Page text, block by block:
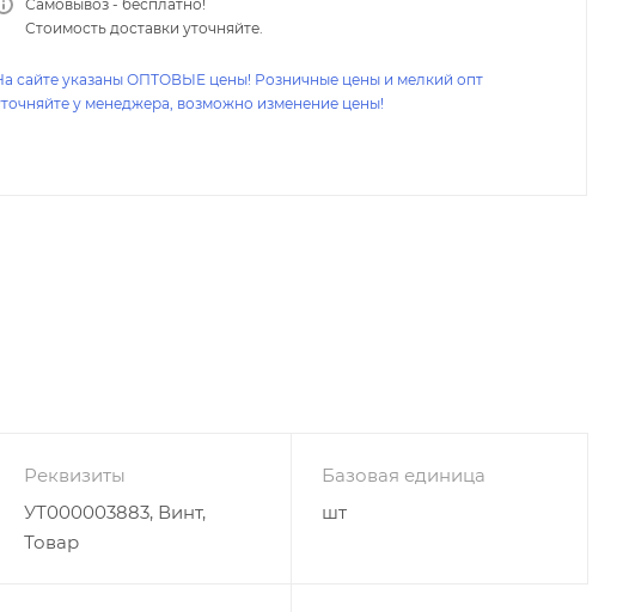
Самовывоз - бесплатно!
Стоимость доставки уточняйте.
сайте указаны ОПТОВЫЕ цены! Розничные цены и мелкий опт
у менеджера, возможно изменение цены!
Реквизиты
УТ000003883, Винт,
Товар
Базовая единица
шт